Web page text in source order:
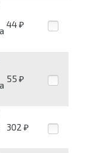
44 ₽
55 ₽
302 ₽